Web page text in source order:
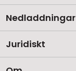
Nedladdningar
Juridiskt